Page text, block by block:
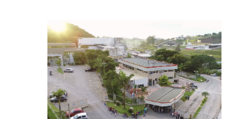
Destaque
Mercado